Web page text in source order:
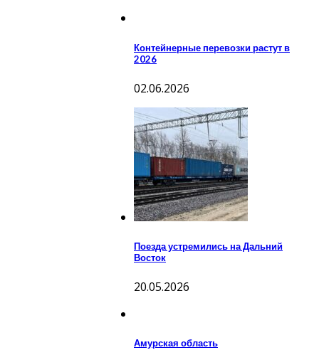
Контейнерные перевозки растут в
2026
02.06.2026
Поезда устремились на Дальний
Восток
20.05.2026
Амурская область